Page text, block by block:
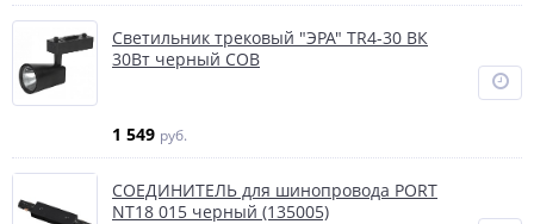
Светильник трековый "ЭРА" TR4-30 ВК
30Вт черный СОВ
1 549 руб.
СОЕДИНИТЕЛЬ для шинопровода PORT
NT18 015 черный (135005)